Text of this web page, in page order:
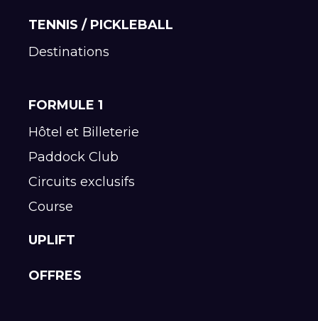
TENNIS / PICKLEBALL
Destinations
FORMULE 1
Hôtel et Billeterie
Paddock Club
Circuits exclusifs
Course
UPLIFT
OFFRES